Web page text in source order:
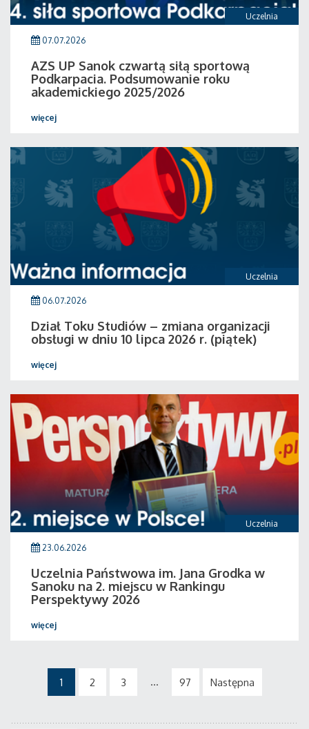
Uczelnia
07.07.2026
AZS UP Sanok czwartą siłą sportową
Podkarpacia. Podsumowanie roku
akademickiego 2025/2026
więcej
Uczelnia
06.07.2026
Dział Toku Studiów – zmiana organizacji
obsługi w dniu 10 lipca 2026 r. (piątek)
więcej
Uczelnia
23.06.2026
Uczelnia Państwowa im. Jana Grodka w
Sanoku na 2. miejscu w Rankingu
Perspektywy 2026
więcej
1 2 3 ... 97 Następna